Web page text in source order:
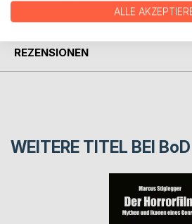
REZENSIONEN
WEITERE TITEL BEI BoD
ALLE